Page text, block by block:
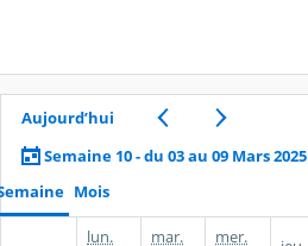
Aujourd’hui
Semaine 10 - du 03 au 09 Mars 2025
Mois
lun.
mar.
mer.